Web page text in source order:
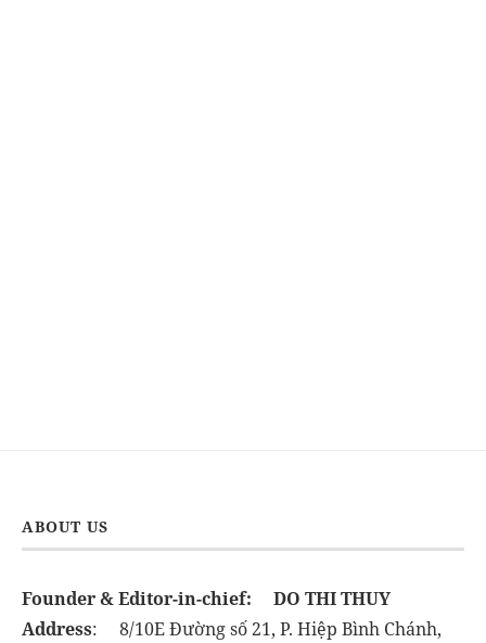
ABOUT US
Founder & Editor-in-chief:
DO THI THUY
Address: 8/10E Đường số 21, P. Hiệp Bình Chánh,